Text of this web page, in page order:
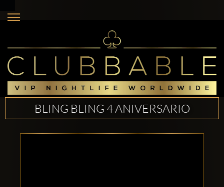
BLING BLING 4 ANIVERSARIO